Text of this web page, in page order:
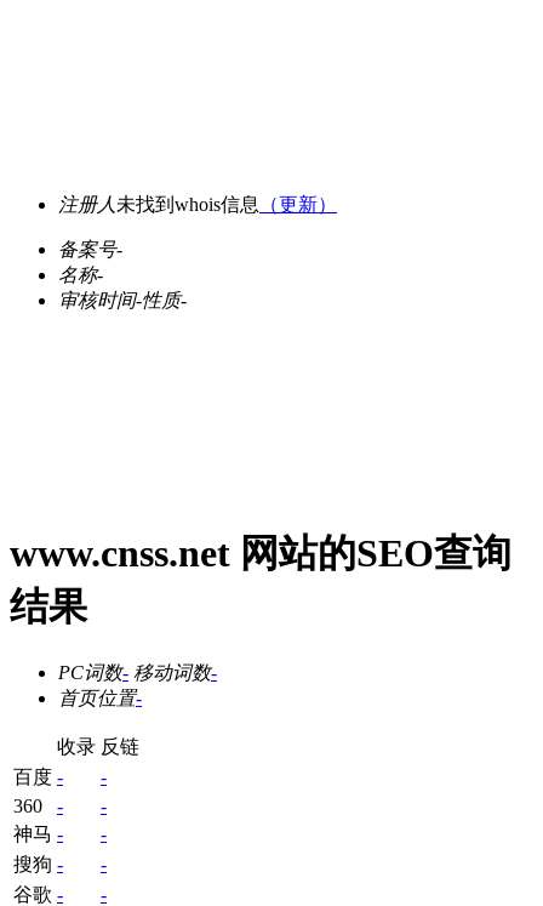
注册人 未找到whois信息 （更新）
备案号-
名称-
审核时间-性质-
www.cnss.net 网站的SEO查询
结果
PC词数- 移动词数-
首页位置-
收录 反链
百度 -
-
360
-
-
神马 -
-
搜狗 -
-
谷歌 - -